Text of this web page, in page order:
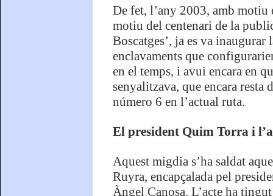
De fet, l’any 2003, amb motiu
motiu del centenari de la
Boscatges’, ja es va
enclavaments que
en el temps, i avui encara en
senyalitzava, que encara resta
número 6 en l’actual ruta.
El president Quim Torra i
Aquest migdia s’ha saldat
Ruyra, encapçalada pel
Àngel Canosa. L’acte ha